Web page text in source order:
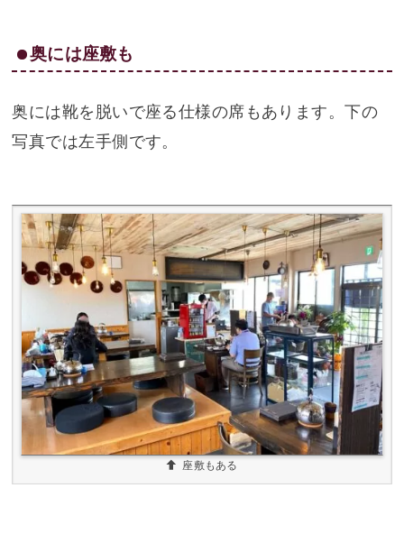
奥には座敷も
奥には靴を脱いで座る仕様の席もあります。下の
写真では左手側です。
座敷もある